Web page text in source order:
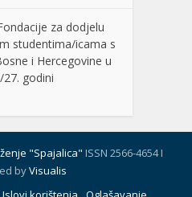
za dodjelu
studentima/icama s
i Hercegovine u
godini
"Spajalica" ISSN 2566-4654 I
byVisualis